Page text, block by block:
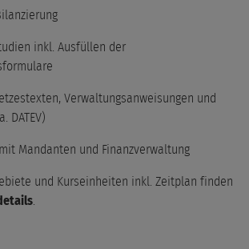
inkl. Ausfüllen der
Verwaltungsanweisungen und
DATEV)
Mandanten und Finanzverwaltung
und Kurseinheiten inkl. Zeitplan finden